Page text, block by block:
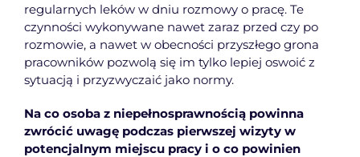
regularnych leków w dniu rozmowy o pracę. Te
czynności wykonywane nawet zaraz przed czy po
rozmowie, a nawet w obecności przyszłego grona
pracowników pozwolą się im tylko lepiej oswoić z
sytuacją i przyzwyczaić jako normy.
Na co osoba z niepełnosprawnością powinna
zwrócić uwagę podczas pierwszej wizyty w
potencjalnym miejscu pracy i o co powinien